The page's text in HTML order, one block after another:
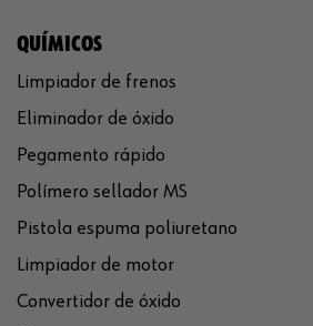
QUÍMICOS
Limpiador de frenos
Eliminador de óxido
Pegamento rápido
Polímero sellador MS
Pistola espuma poliuretano
Limpiador de motor
Convertidor de óxido